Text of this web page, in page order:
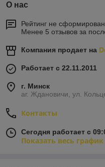
О нас
Рейтинг не сформирован
Менее 5 отзывов за
Компания продает на
Работает с 22.11.2011
г. Минск
аг. Ждановичи, ул.
Контакты
Сегодня работает с
Показать весь